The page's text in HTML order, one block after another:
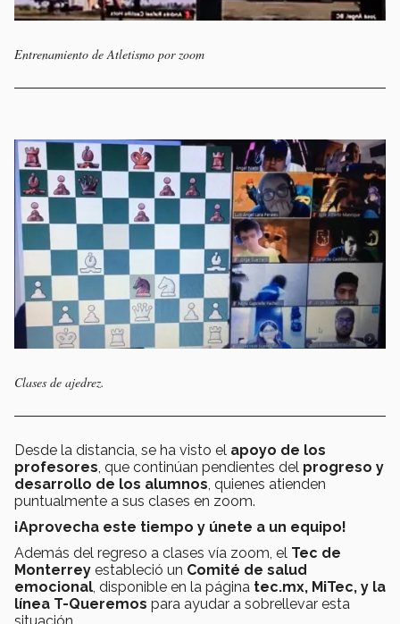
Entrenamiento de Atletismo por zoom
Clases de ajedrez.
Desde la distancia, se ha visto el apoyo de los
profesores , que continúan pendientes del progreso y
desarrollo de los alumnos , quienes atienden
puntualmente a sus clases en zoom.
¡Aprovecha este tiempo y únete a un equipo!
Además del regreso a clases vía zoom, el Tec de
Monterrey estableció un Comité de salud
emocional , disponible en la página tec.mx, MiTec, y la
línea T-Queremos para ayudar a sobrellevar esta
situación.